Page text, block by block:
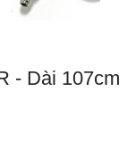
- Dài 107cm